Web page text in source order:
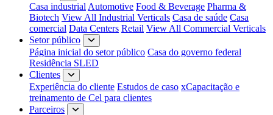
Casa industrial Automotive Food & Beverage Pharma &
Biotech View All Industrial Verticals Casa de saúde Casa
comercial Data Centers Retail View All Commercial Verticals
Setor público
Página inicial do setor público Casa do governo federal
Residência SLED
Clientes
Experiência do cliente Estudos de caso xCapacitação e
treinamento de Cel para clientes
Parceiros